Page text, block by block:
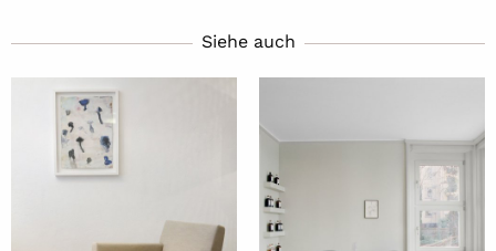
Siehe auch